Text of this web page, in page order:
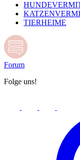
TIERHEIME
Forum
Folge uns!